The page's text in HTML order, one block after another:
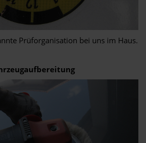
Prüforganisation bei uns im Haus.